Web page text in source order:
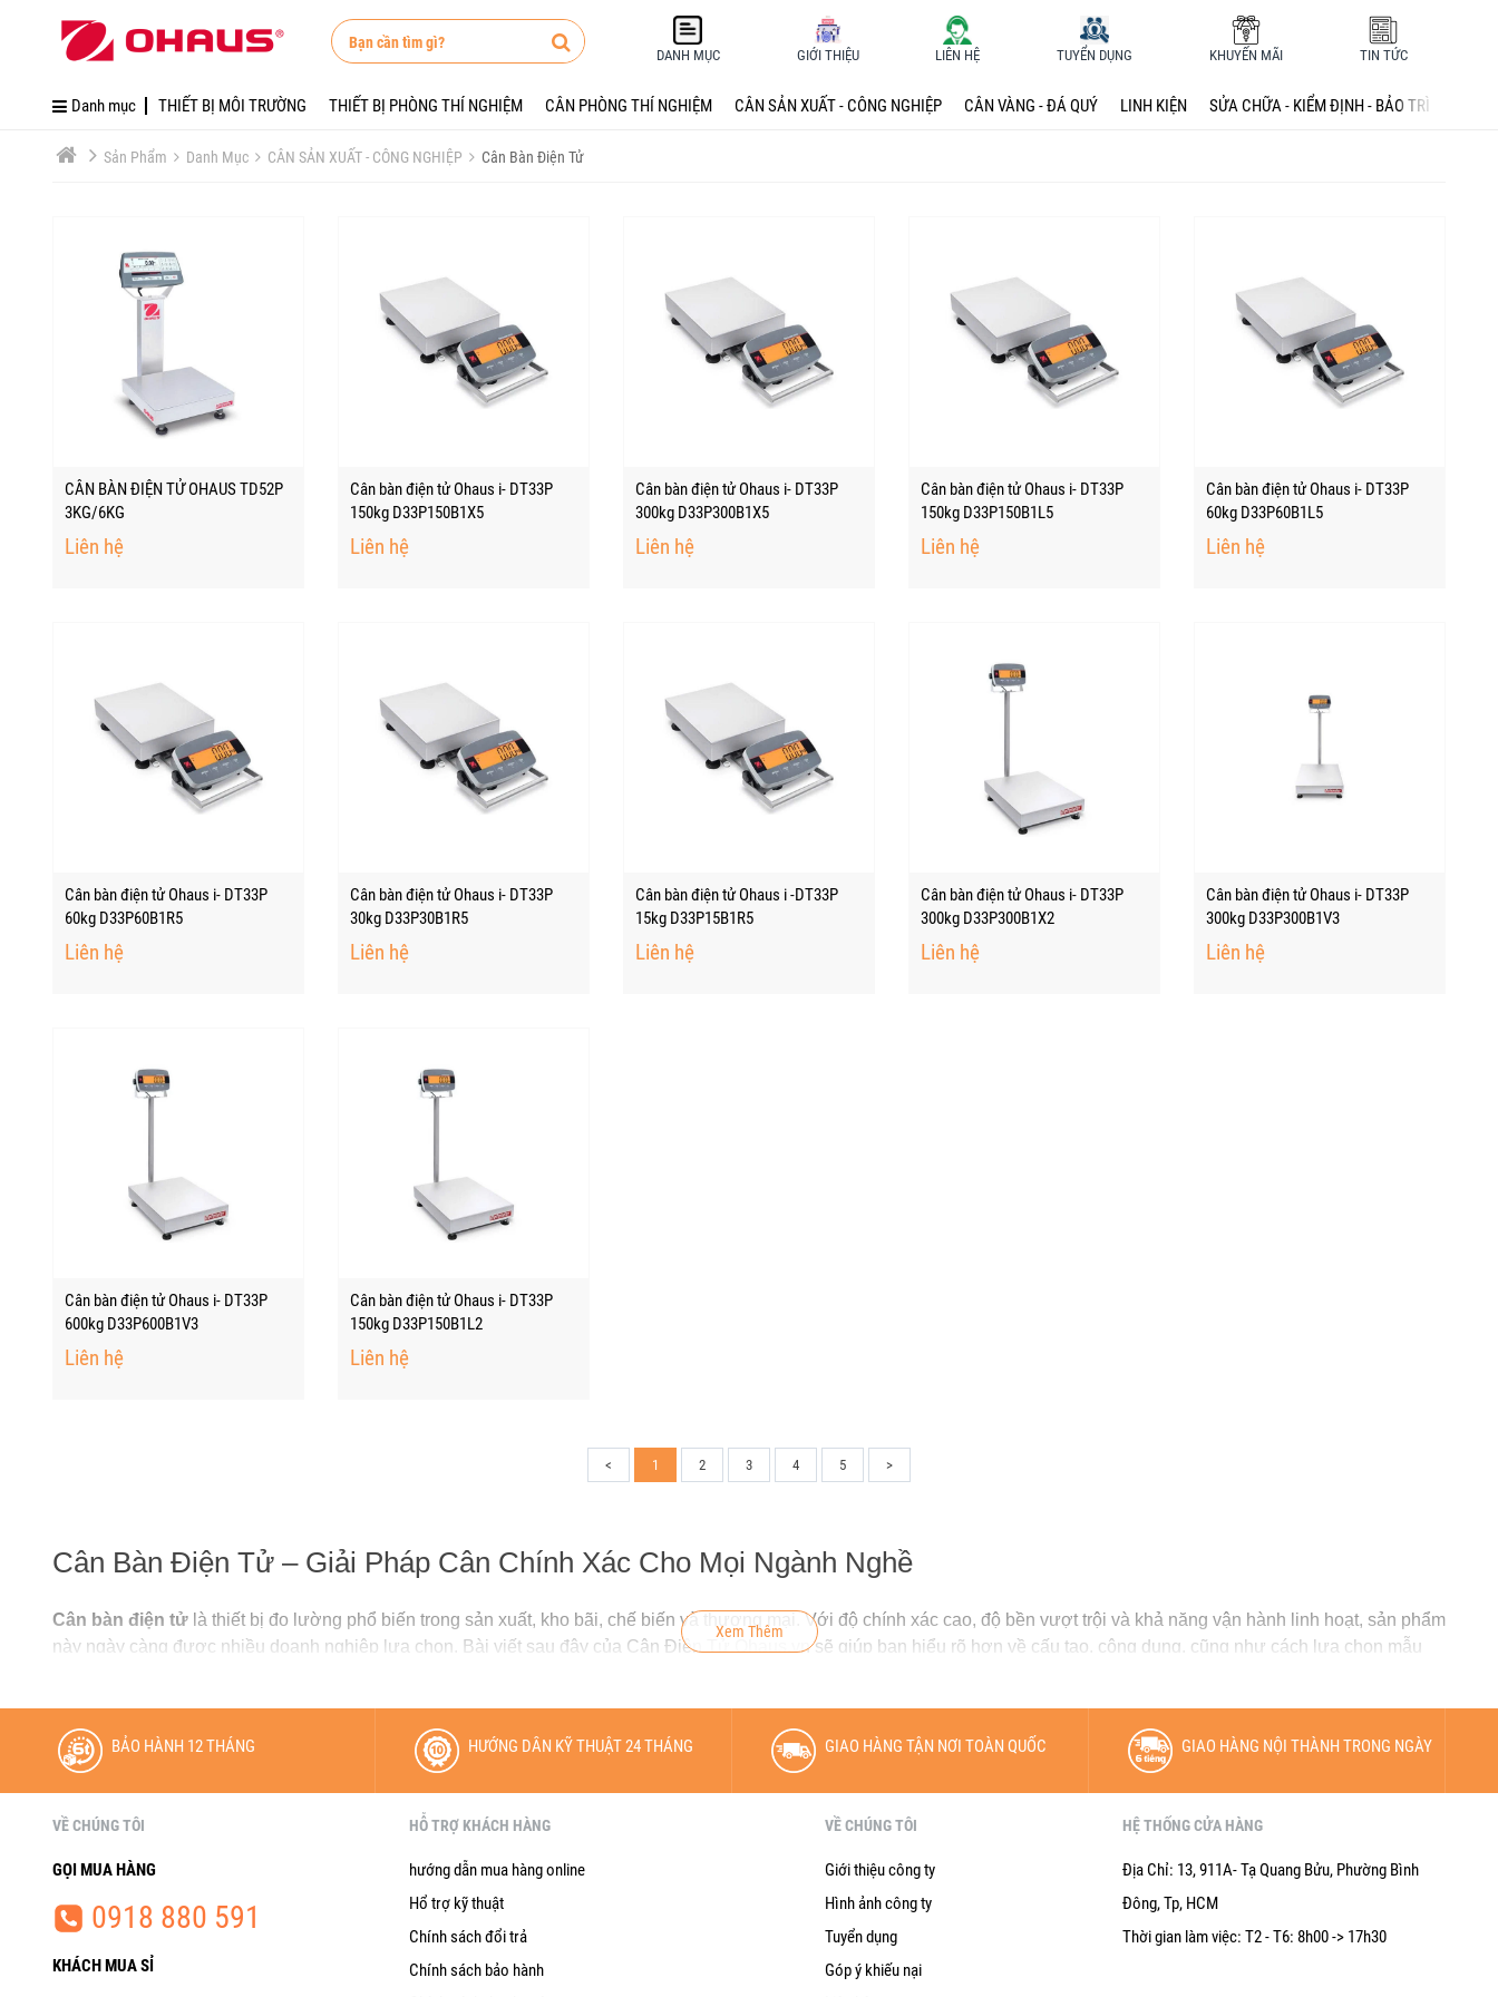
DANH MỤC GIỚI THIỆU LIÊN HỆ TUYỂN DỤNG KHUYẾN MÃI TIN TỨC
Danh mục THIẾT BỊ MÔI TRƯỜNG THIẾT BỊ PHÒNG THÍ NGHIỆM CÂN PHÒNG THÍ NGHIỆM CÂN SẢN XUẤT - CÔNG NGHIỆP CÂN VÀNG - ĐÁ QUÝ LINH KIỆN SỬA CHỮA - KIỂM ĐỊNH - BẢO TRÌ
DANH MỤC
THIẾT BỊ MÔI TRƯỜNG
THIẾT BỊ PHÒNG THÍ NGHIỆM
CÂN VÀNG - ĐÁ QUÝ
LINH KIỆN
SỬA CHỮA - KIỂM ĐỊNH - BẢO TRÌ
TUYỂN DỤNG
Tuyển Dụng
Sản Phẩm Danh Mục CÂN SẢN XUẤT - CÔNG NGHIỆP Cân Bàn Điện Tử
CÂN BÀN ĐIỆN TỬ OHAUS TD52P
3KG/6KG
Liên hệ
Cân bàn điện tử Ohaus i- DT33P
150kg D33P150B1X5
Liên hệ
Cân bàn điện tử Ohaus i- DT33P
300kg D33P300B1X5
Liên hệ
Cân bàn điện tử Ohaus i- DT33P
150kg D33P150B1L5
Liên hệ
Cân bàn điện tử Ohaus i- DT33P
60kg D33P60B1L5
Liên hệ
Cân bàn điện tử Ohaus i- DT33P
60kg D33P60B1R5
Liên hệ
Cân bàn điện tử Ohaus i- DT33P
30kg D33P30B1R5
Liên hệ
Cân bàn điện tử Ohaus i -DT33P
15kg D33P15B1R5
Liên hệ
Cân bàn điện tử Ohaus i- DT33P
300kg D33P300B1X2
Liên hệ
Cân bàn điện tử Ohaus i- DT33P
300kg D33P300B1V3
Liên hệ
Cân bàn điện tử Ohaus i- DT33P
600kg D33P600B1V3
Liên hệ
Cân bàn điện tử Ohaus i- DT33P
150kg D33P150B1L2
Liên hệ
< 1 2 3 4 5 >
Cân Bàn Điện Tử – Giải Pháp Cân Chính Xác Cho Mọi Ngành Nghề
Cân bàn điện tử là thiết bị đo lường phổ biến trong sản xuất, kho bãi, chế biến và thương mại. Với độ chính xác cao, độ bền vượt trội và khả năng vận hành linh hoạt, sản phẩm
này ngày càng được nhiều doanh nghiệp lựa chọn. Bài viết sau đây của Cân Điện Tử
Ohaus.vn sẽ giúp bạn hiểu rõ hơn về cấu tạo, công dụng, cũng như cách lựa chọn mẫu
1. Cấu tạo và nguyên lý hoạt động của cân bàn điện tử
Một chiếccân bàn điện tử
tiêu chuẩn thường bao gồm 4 bộ phận chính: mặt bàn cân, cảm biến lực (loadcell), đầu hiển thị và khung đỡ. Tùy theo tải trọng – từ 30kg đến 500kg
– các bộ phận này có thể được làm bằng thép sơn tĩnh điện hoặc inox 304 chống gỉ.
• Mặt bàn cân
Được làm từ thép hoặc inox tùy môi trường sử dụng. Các dòngcân bàn 40x50cm cân bàn 60x80cmrất phổ biến cho kho hàng và xưởng sản xuất.
• Cảm biến lực (Loadcell)
Loadcell là bộ phận “trái tim” của cân bàn điện tử, giúp chuyển đổi lực nén thành tín hiệu điện. Cảm biến được nhập khẩu từ thương hiệu Mỹ, giúp cân chính xác đến từng gram.
Xem Thêm
BẢO HÀNH 12 THÁNG HƯỚNG DẪN KỸ THUẬT 24 THÁNG GIAO HÀNG TẬN NƠI TOÀN QUỐC GIAO HÀNG NỘI THÀNH TRONG NGÀY
VỀ CHÚNG TÔI
GỌI MUA HÀNG
0918 880 591
KHÁCH MUA SỈ
HỖ TRỢ KHÁCH HÀNG
hướng dẫn mua hàng online
Hổ trợ kỹ thuật
Chính sách đổi trả
Chính sách bảo hành
VỀ CHÚNG TÔI
Giới thiệu công ty
Hình ảnh công ty
Tuyển dụng
Góp ý khiếu nại
HỆ THỐNG CỬA HÀNG
Địa Chỉ: 13, 911A- Tạ Quang Bửu, Phường Bình
Đông, Tp, HCM
Thời gian làm việc: T2 - T6: 8h00 -> 17h30